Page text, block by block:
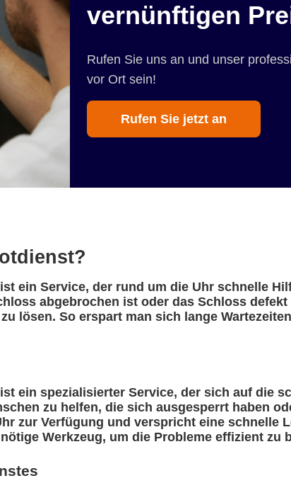
vernünftigen
Rufen Sie uns an und unser
vor Ort sein!
Rufen Sie jetzt an
ein Service, der rund um die Uhr schnelle
abgebrochen ist oder das Schloss
lösen. So erspart man sich lange
ein spezialisierter Service, der sich auf die
zu helfen, die sich ausgesperrt haben
zur Verfügung und verspricht eine schnelle
Werkzeug, um die Probleme effizient zu